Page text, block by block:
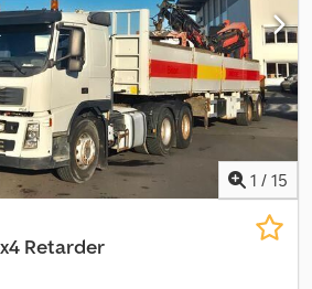
- Grootlicht - Geluidsarm -
Tofx Aansrf - Luchtgeveerde stoelen
= Verdere informatie = Bouwjaar: 2026
Vooras 1: Gestuurd Vooras 2: Gestuurd
totaalgewicht: 44.000 kg Opbouw
R APK (Technische hoofdkeuring):
contact op met Harun Cevik,
voor meer informatie.
1 / 15
Retarder